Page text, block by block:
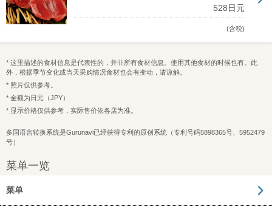
528日元
(含税)
* 这里描述的食材信息是代表性的，并非所有食材信息。使用其他食材的时候也有。此
外，根据季节变化或当天采购情况食材也会有变动，请谅解。
* 照片仅供参考。
* 金额为日元（JPY）
* 显示价格仅供参考，实际售价依各店为准。
多国语言转换系统是Gurunavi已经获得专利的原创系统（专利号码5898365号、5952479
号）
菜单一览
菜单